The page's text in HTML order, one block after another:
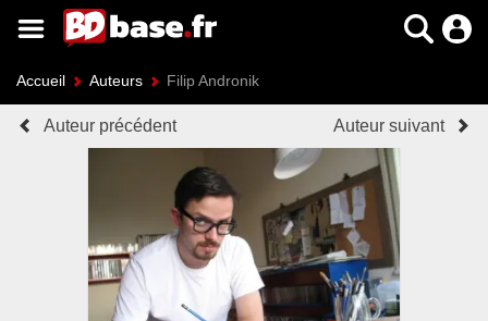
Accueil Auteurs Filip Andronik
Auteur précédent Auteur suivant